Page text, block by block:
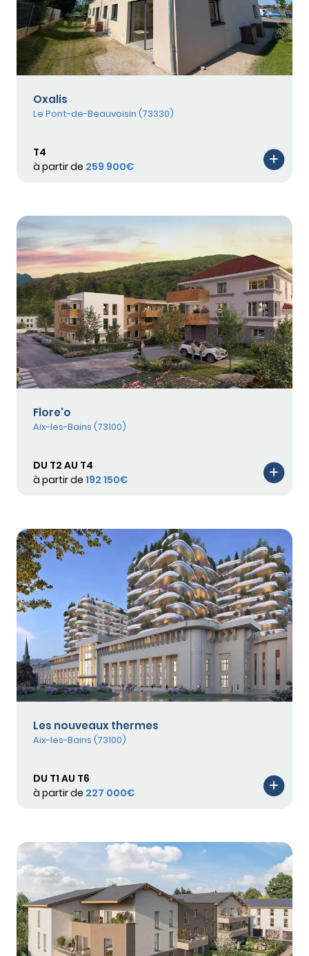
Oxalis
Le Pont-de-Beauvoisin (73330)
T4
à partir de 259 900€
Flore'o
Aix-les-Bains (73100)
DU T2 AU T4
à partir de 192 150€
Les nouveaux thermes
Aix-les-Bains (73100)
DU T1 AU T6
à partir de 227 000€